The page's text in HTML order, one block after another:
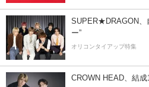
SUPER★DRAGON、
ー”
オリコンタイアップ特集
CROWN HEAD、結